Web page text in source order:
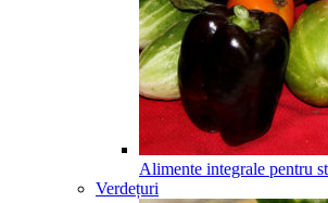
Alimente integrale pentru
Verdețuri